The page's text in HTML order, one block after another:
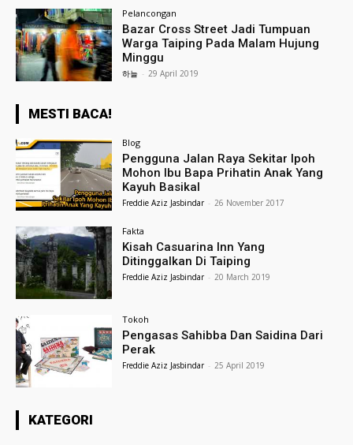
Pelancongan
Bazar Cross Street Jadi Tumpuan
Warga Taiping Pada Malam Hujung
Minggu
하늘 - 29 April 2019
MESTI BACA!
Blog
Pengguna Jalan Raya Sekitar Ipoh
Mohon Ibu Bapa Prihatin Anak Yang
Kayuh Basikal
Freddie Aziz Jasbindar - 26 November 2017
Fakta
Kisah Casuarina Inn Yang
Ditinggalkan Di Taiping
Freddie Aziz Jasbindar - 20 March 2019
Tokoh
Pengasas Sahibba Dan Saidina Dari
Perak
Freddie Aziz Jasbindar - 25 April 2019
KATEGORI